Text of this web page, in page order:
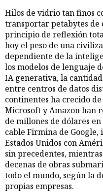
Hilos de vidrio tan finos
transportar petabytes de
principio de reflexión
hoy el peso de una
dependiente de la
los modelos de lenguaje
IA generativa, la
entre centros de datos
continentes ha crecido
Microsoft y Amazon han
de millones de dólares
cable Firmina de Google,
Estados Unidos con
sin precedentes,
decenas de obras
todo el mundo, según la
propias empresas.